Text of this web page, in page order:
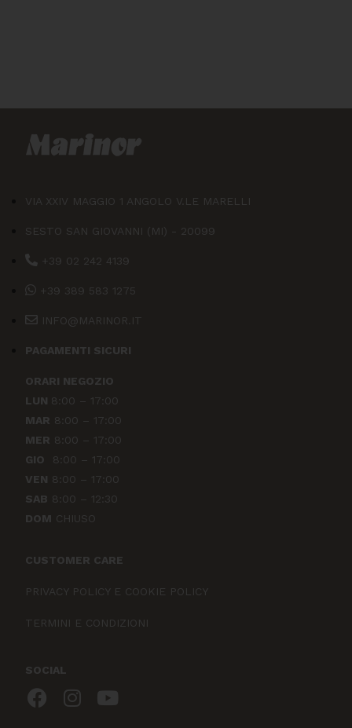
VIA XXIV MAGGIO 1 ANGOLO V.LE MARELLI
SESTO SAN GIOVANNI (MI) - 20099
+39 02 242 4139
+39 389 583 1275
INFO@MARINOR.IT
PAGAMENTI SICURI
ORARI NEGOZIO
LUN 8:00 – 17:00
MAR 8:00 – 17:00
MER 8:00 – 17:00
GIO 8:00 – 17:00
VEN 8:00 – 17:00
SAB 8:00 – 12:30
DOM CHIUSO
CUSTOMER CARE
PRIVACY POLICY E COOKIE POLICY
TERMINI E CONDIZIONI
SOCIAL